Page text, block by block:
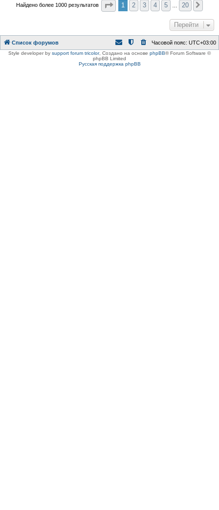
Найдено более 1000 результатов Страница1 из
1 2 3 4 5 20
Перейти
Список форумов Часовой пояс: UTC+03:00
Style developer by support forum tricolor, Создано на основе phpBB® Forum Software ©
phpBB Limited
Русская поддержка phpBB